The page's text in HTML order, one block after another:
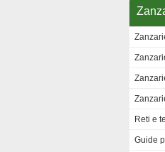
Reti e
Guide